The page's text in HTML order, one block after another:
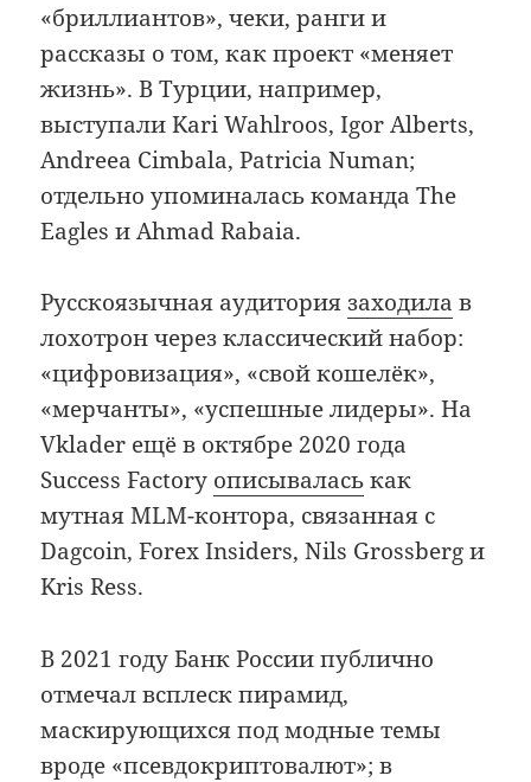
«бриллиантов», чеки, ранги и
рассказы о том, как проект «меняет
жизнь». В Турции, например,
выступали Kari Wahlroos, Igor Alberts,
Andreea Cimbala, Patricia Numan;
отдельно упоминалась команда The
Eagles и Ahmad Rabaia.
Русскоязычная аудиториязаходила в
лохотрон через классический набор:
«цифровизация», «свой кошелёк»,
«мерчанты», «успешные лидеры». На
Vklader ещё в октябре 2020 года
Success Factory описываласькак
мутная MLM-контора, связанная с
Dagcoin, Forex Insiders, Nils Grossberg и
Kris Ress.
В 2021 году Банк России публично
отмечал всплеск пирамид,
маскирующихся под модные темы
вроде «псевдокриптовалют»; в